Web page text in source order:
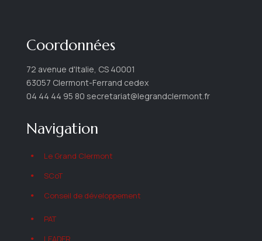
Coordonnées
72 avenue d'Italie, CS 40001
63057 Clermont-Ferrand cedex
04 44 44 95 80 secretariat@legrandclermont.fr
Navigation
Le Grand Clermont
SCoT
Conseil de développement
PAT
LEADER